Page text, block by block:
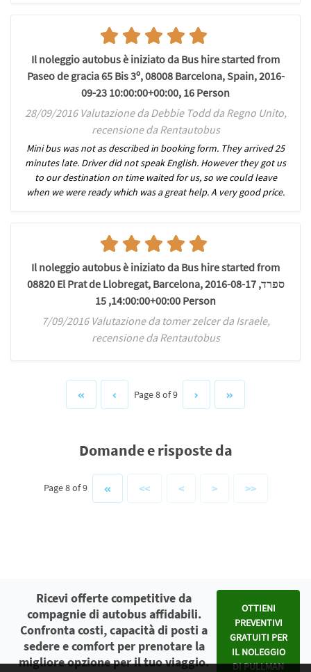
Il noleggio autobus è iniziato da Bus hire started from
Paseo de gracia 65 Bis 3º, 08008 Barcelona, Spain, 2016-
09-23 10:00:00+00:00, 16 Person
28/09/2016 Valutazione da Debbie Todd da Regno Unito,
recensione da Rentautobus
Mini bus was not as described in booking form. They arrived 25
minutes late. Driver did not speak English. However they got us
to our destination on time waited for us, so we could leave
when we were ready which was a great help. A very good price.
Il noleggio autobus è iniziato da Bus hire started from
08820 El Prat de Llobregat, Barcelona, ספרד, 2016-08-17
14:00:00+00:00, 15 Person
7/09/2016 Valutazione da tomer zelcer da Israele,
recensione da Rentautobus
Page 8 of 9
Domande e risposte da
Page 8 of 9 << < > >>
Ricevi offerte competitive da
compagnie di autobus affidabili.
Confronta costi, capacità di posti a
sedere e comfort per prenotare la
migliore opzione per il tuo viaggio.
OTTIENI
PREVENTIVI
GRATUITI PER
IL NOLEGGIO
DI PULLMAN